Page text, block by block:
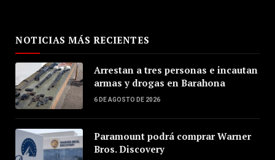
NOTICIAS MÁS RECIENTES
Arrestan a tres personas e incautan
armas y drogas en Barahona
6 DE AGOSTO DE 2026
Paramount podrá comprar Warner
Bros. Discovery